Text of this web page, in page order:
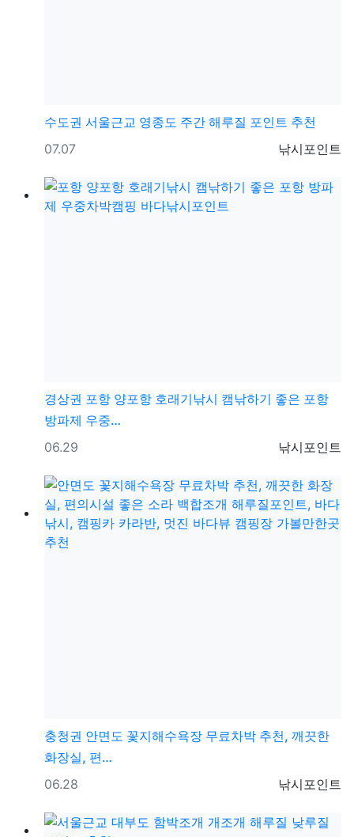
수도권 서울근교 영종도 주간 해루질 포인트 추천
등록자
낚시포인트
등록일
07.07
경상권 포항 양포항 호래기낚시 캠낚하기 좋은 포항
방파제 우중…
등록자
낚시포인트
등록일
06.29
충청권 안면도 꽃지해수욕장 무료차박 추천, 깨끗한
화장실, 편…
등록자
낚시포인트
등록일
06.28